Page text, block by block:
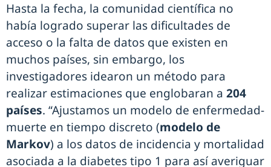
Hasta la fecha, la comunidad científica no
había logrado superar las dificultades de
acceso o la falta de datos que existen en
muchos países, sin embargo, los
investigadores idearon un método para
realizar estimaciones que englobaran a 204
países. “Ajustamos un modelo de enfermedad-
muerte en tiempo discreto (modelo de
Markov) a los datos de incidencia y mortalidad
asociada a la diabetes tipo 1 para así averiguar